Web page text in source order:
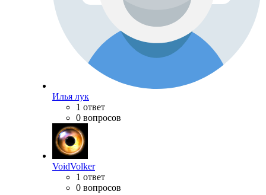
Илья лук
1 ответ
0 вопросов
VoidVolker
1 ответ
0 вопросов